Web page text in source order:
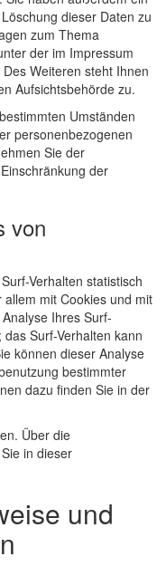
dieser Daten zu
zum Thema
der im Impressum
Weiteren steht Ihnen
Aufsichtsbehörde zu.
Umständen
personenbezogenen
Sie der
der
von
Verhalten statistisch
mit Cookies und mit
Ihres Surf-
Surf-Verhalten kann
können dieser Analyse
bestimmter
dazu finden Sie in der
Über die
in dieser
und